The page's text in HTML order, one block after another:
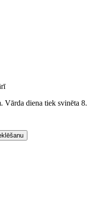
. Vārda diena tiek svinēta 8.